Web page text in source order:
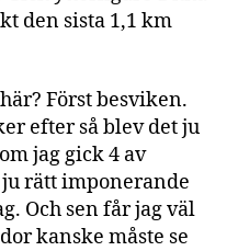
den sista 1,1 km
Först besviken.
efter så blev det ju
jag gick 4 av
rätt imponerande
Och sen får jag väl
kanske måste se